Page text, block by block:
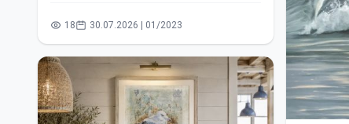
18 30.07.2026 | 01/2023